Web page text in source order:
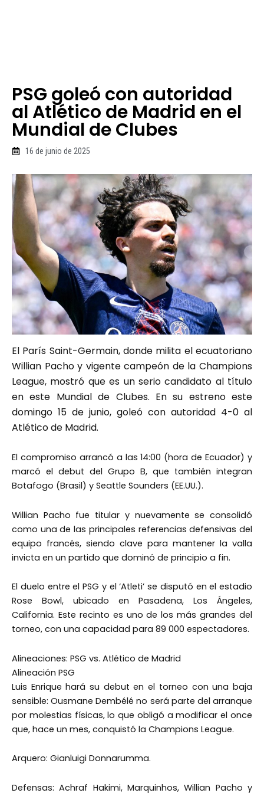
PSG goleó con autoridad
al Atlético de Madrid en el
Mundial de Clubes
16 de junio de 2025
El París Saint-Germain, donde milita el ecuatoriano
Willian Pacho y vigente campeón de la Champions
League, mostró que es un serio candidato al título
en este Mundial de Clubes. En su estreno este
domingo 15 de junio, goleó con autoridad 4-0 al
Atlético de Madrid.
El compromiso arrancó a las 14:00 (hora de Ecuador) y
marcó el debut del Grupo B, que también integran
Botafogo (Brasil) y Seattle Sounders (EE.UU.).
Willian Pacho fue titular y nuevamente se consolidó
como una de las principales referencias defensivas del
equipo francés, siendo clave para mantener la valla
invicta en un partido que dominó de principio a fin.
El duelo entre el PSG y el ‘Atleti’ se disputó en el estadio
Rose Bowl, ubicado en Pasadena, Los Ángeles,
California. Este recinto es uno de los más grandes del
torneo, con una capacidad para 89 000 espectadores.
Alineaciones: PSG vs. Atlético de Madrid
Alineación PSG
Luis Enrique hará su debut en el torneo con una baja
sensible: Ousmane Dembélé no será parte del arranque
por molestias físicas, lo que obligó a modificar el once
que, hace un mes, conquistó la Champions League.
Arquero: Gianluigi Donnarumma.
Defensas: Achraf Hakimi, Marquinhos, Willian Pacho y